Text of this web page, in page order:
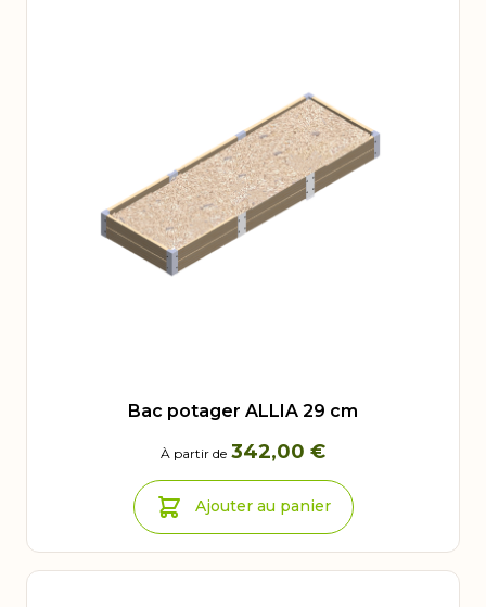
Bac potager ALLIA 29 cm
À partir de 342,00 €
Ajouter au panier